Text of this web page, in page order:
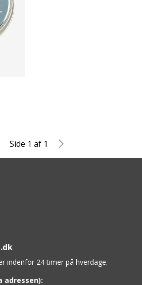
Side 1 af 1
indenfor 24 timer på hverdage.
adressen):